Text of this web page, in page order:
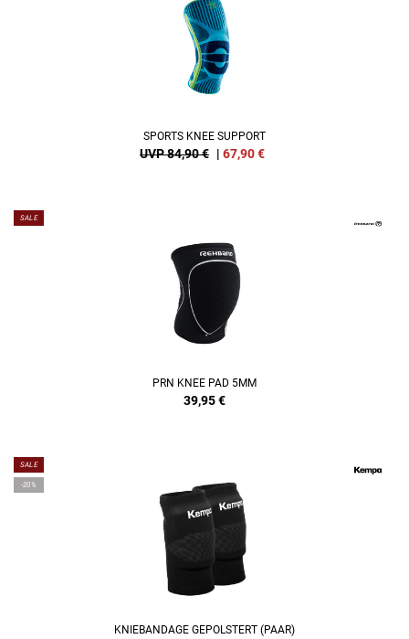
SPORTS KNEE SUPPORT
UVP 84,90 € | 67,90€
SALE
PRN KNEE PAD 5MM
39,95€
SALE
-20%
KNIEBANDAGE GEPOLSTERT (PAAR)